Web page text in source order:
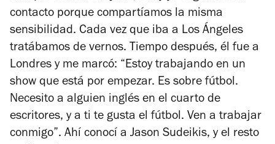
contacto porque compartíamos la misma
sensibilidad. Cada vez que iba a Los Ángeles
tratábamos de vernos. Tiempo después, él fue a
Londres y me marcó: “Estoy trabajando en un
show que está por empezar. Es sobre fútbol.
Necesito a alguien inglés en el cuarto de
escritores, y a ti te gusta el fútbol. Ven a trabajar
conmigo”. Ahí conocí a Jason Sudeikis, y el resto